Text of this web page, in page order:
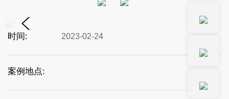
时间: 2023-02-24
案例地点: